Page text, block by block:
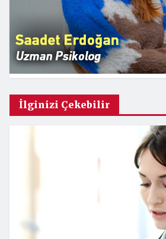
İlginizi Çekebilir